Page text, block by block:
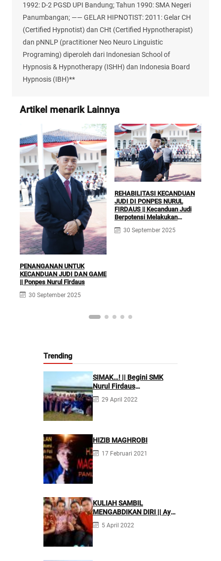
1992: D-2 PGSD UPI Bandung; Tahun 1990: SMA Negeri
Panumbangan; —— GELAR HIPNOTIST: 2011: Gelar CH
(Certified Hypnotist) dan CHt (Certified Hypnotherapist)
dan pNNLP (practitioner Neo Neuro Linguistic
Programing) diperoleh dari Indonesian School of
Hypnosis & Hypnotherapy (ISHH) dan Indonesia Board
Hypnosis (IBH)**
Artikel menarik Lainnya
PENANGANAN UNTUK
KECANDUAN JUDI DAN GAME
|| Ponpes Nurul Firdaus
30 September 2025
REHABILITASI KECANDUAN
JUDI DI PONPES NURUL
FIRDAUS || Kecanduan Judi
Berpotensi Melakukan
30 September 2025
Trending
SIMAK…! || Begini SMK
Nurul Firdaus
Mengarahkan Siswanya
agar Menjadi Asisten
29 April 2022
HIZIB MAGHROBI
17 Februari 2021
KULIAH SAMBIL
MENGABDIKAN DIRI || Ayo
Mondok di Pesantren
Nurul Firdaus
5 April 2022